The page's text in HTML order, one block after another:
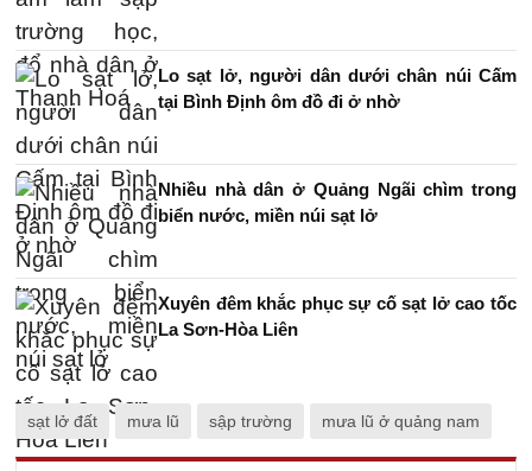
Lo sạt lở, người dân dưới chân núi Cấm
tại Bình Định ôm đồ đi ở nhờ
Nhiều nhà dân ở Quảng Ngãi chìm trong
biển nước, miền núi sạt lở
Xuyên đêm khắc phục sự cố sạt lở cao tốc
La Sơn-Hòa Liên
sạt lở đất mưa lũ sập trường mưa lũ ở quảng nam